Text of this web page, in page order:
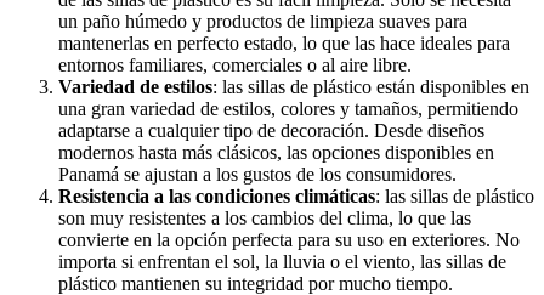
un paño húmedo y productos de limpieza suaves para
mantenerlas en perfecto estado, lo que las hace ideales para
entornos familiares, comerciales o al aire libre.
Variedad de estilos: las sillas de plástico están disponibles en
una gran variedad de estilos, colores y tamaños, permitiendo
adaptarse a cualquier tipo de decoración. Desde diseños
modernos hasta más clásicos, las opciones disponibles en
Panamá se ajustan a los gustos de los consumidores.
Resistencia a las condiciones climáticas: las sillas de plástico
son muy resistentes a los cambios del clima, lo que las
convierte en la opción perfecta para su uso en exteriores. No
importa si enfrentan el sol, la lluvia o el viento, las sillas de
plástico mantienen su integridad por mucho tiempo.